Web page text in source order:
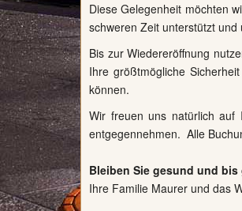
Diese Gelegenheit möchten
schweren Zeit unterstützt
Bis zur Wiedereröffnung
Ihre größtmögliche
können.
Wir freuen uns natürlich
entgegennehmen. Alle
Bleiben Sie gesund und
Ihre Familie Maurer und das